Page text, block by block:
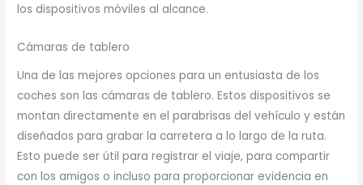
los dispositivos móviles al alcance.
Cámaras de tablero
Una de las mejores opciones para un entusiasta de los
coches son las cámaras de tablero. Estos dispositivos se
montan directamente en el parabrisas del vehículo y están
diseñados para grabar la carretera a lo largo de la ruta.
Esto puede ser útil para registrar el viaje, para compartir
con los amigos o incluso para proporcionar evidencia en